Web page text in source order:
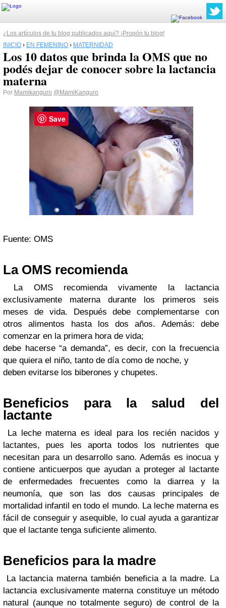
¿Los artículos de tu blog publicados aquí? ¡Propón tu blog!
INICIO › EN FEMENINO › MATERNIDAD
Los 10 datos que brinda la OMS que no
podés dejar de conocer sobre la lactancia
materna
Por Mamikanguro @MamiKanguro
Fuente: OMS
La OMS recomienda
La OMS recomienda vivamente la lactancia
exclusivamente materna durante los primeros seis
meses de vida. Después debe complementarse con
otros alimentos hasta los dos años. Además: debe
comenzar en la primera hora de vida;
debe hacerse “a demanda”, es decir, con la frecuencia
que quiera el niño, tanto de día como de noche, y
deben evitarse los biberones y chupetes.
Beneficios para la salud del
lactante
La leche materna es ideal para los recién nacidos y
lactantes, pues les aporta todos los nutrientes que
necesitan para un desarrollo sano. Además es inocua y
contiene anticuerpos que ayudan a proteger al lactante
de enfermedades frecuentes como la diarrea y la
neumonía, que son las dos causas principales de
mortalidad infantil en todo el mundo. La leche materna es
fácil de conseguir y asequible, lo cual ayuda a garantizar
que el lactante tenga suficiente alimento.
Beneficios para la madre
La lactancia materna también beneficia a la madre. La
lactancia exclusivamente materna constituye un método
natural (aunque no totalmente seguro) de control de la
Save